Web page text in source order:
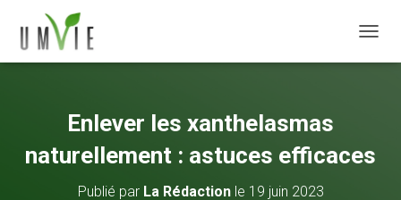
Enlever les xanthelasmas
naturellement : astuces efficaces
Publié par La Rédactionle 19 juin 2023